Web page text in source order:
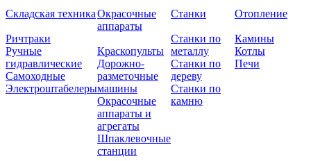
Складская техника
Ричтраки
Ручные
гидравлические
Самоходные
Электроштабелеры
Окрасочные
аппараты
Краскопульты
Дорожно-
разметочные
машины
Окрасочные
аппараты и
агрегаты
Шпаклевочные
станции
Станки
Станки по
металлу
Станки по
дереву
Станки по
камню
Отопление
Камины
Котлы
Печи